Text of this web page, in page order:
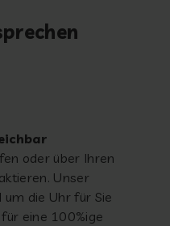
oder über Ihren
Unser
um die Uhr für Sie
eine 100%ige